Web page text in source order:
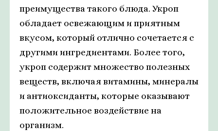
преимущества такого блюда. Укроп
обладает освежающим и приятным
вкусом, который отлично сочетается с
другими ингредиентами. Более того,
укроп содержит множество полезных
веществ, включая витамины, минералы
и антиоксиданты, которые оказывают
положительное воздействие на
организм.